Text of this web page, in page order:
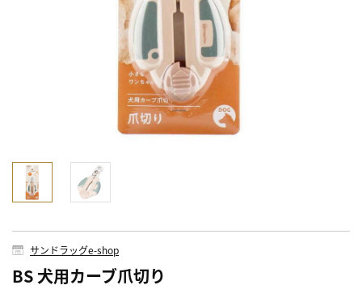
サンドラッグe-shop
BS 犬用カーブ爪切り